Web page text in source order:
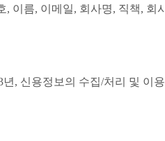
이름, 이메일, 회사명, 직책, 회
, 신용정보의 수집/처리 및 이